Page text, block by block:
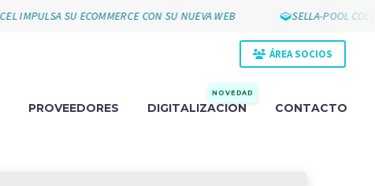
SU ECOMMERCE CON SU NUEVA WEB SELLA-POOL COLLAK
ÁREA SOCIOS
PROVEEDORES DIGITALIZACIÓN
NOVEDAD
CONTACTO